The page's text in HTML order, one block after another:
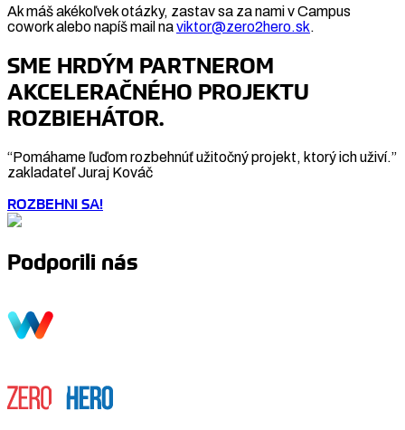
Ak máš akékoľvek otázky, zastav sa za nami v Campus
cowork alebo napíš mail naviktor@zero2hero.sk.
SME HRDÝM PARTNEROM
AKCELERAČNÉHO PROJEKTU
ROZBIEHÁTOR.
“Pomáhame ľuďom rozbehnúť užitočný projekt, ktorý ich uživí.”
zakladateľ Juraj Kováč
ROZBEHNI SA!
Podporili nás